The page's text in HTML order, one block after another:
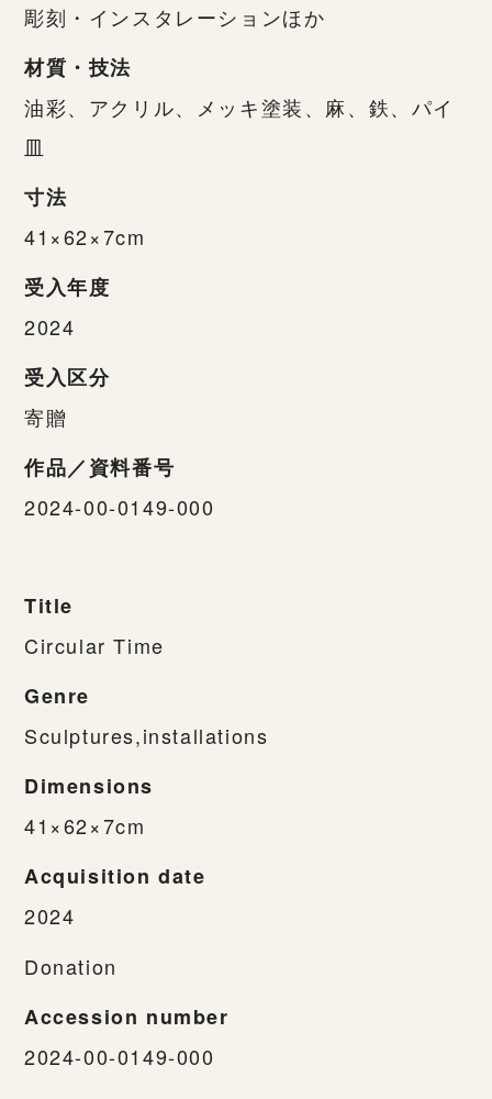
彫刻・インスタレーションほか
材質・技法
油彩、アクリル、メッキ塗装、麻、鉄、パイ
皿
寸法
41×62×7cm
受入年度
2024
受入区分
寄贈
作品／資料番号
2024-00-0149-000
Title
Circular Time
Genre
Sculptures,installations
Dimensions
41×62×7cm
Acquisition date
2024
Donation
Accession number
2024-00-0149-000